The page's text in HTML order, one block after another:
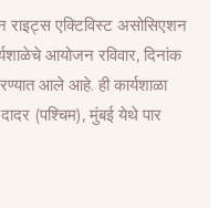
l
t
e
e
e
राइट्स एक्टिविस्ट असोसिएशन
आयोजन रविवार, दिनांक
आले आहे. ही कार्यशाळा
(पश्चिम), मुंबई येथे पार